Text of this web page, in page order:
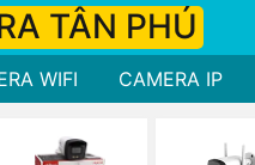
TÂN PHÚ
WIFI CAMERA IP